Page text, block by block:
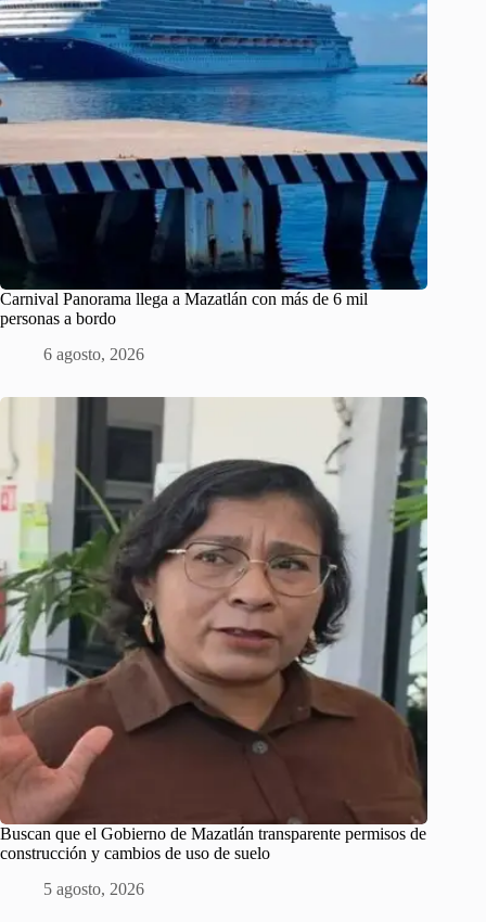
Carnival Panorama llega a Mazatlán con más de 6 mil
personas a bordo
6 agosto, 2026
Buscan que el Gobierno de Mazatlán transparente permisos de
construcción y cambios de uso de suelo
5 agosto, 2026